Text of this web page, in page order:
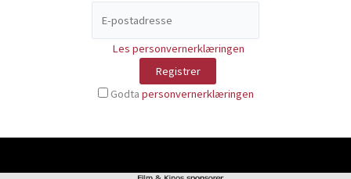
Les personvernerklæringen
Godta personvernerklæringen